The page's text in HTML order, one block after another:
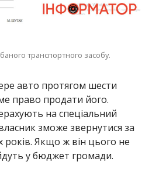
транспортного засобу.
авто протягом шести
право продати його.
на спеціальний
зможе звернутися за
Якщо ж він цього не
у бюджет громади.